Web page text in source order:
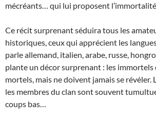
mécréants… qui lui proposent
Ce récit surprenant séduira tous les
historiques, ceux qui apprécient les
parle allemand, italien, arabe, russe,
plante un décor surprenant : les immortels
mortels, mais ne doivent jamais se révéler.
les membres du clan sont souvent
coups bas…